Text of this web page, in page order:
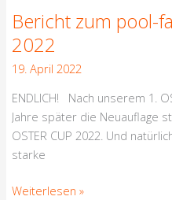
Bericht zum pool-
2022
19. April 2022
ENDLICH! Nach unserem 1.
Jahre später die Neuauflage
OSTER CUP 2022. Und
starke
CUP
2022
Weiterlesen »